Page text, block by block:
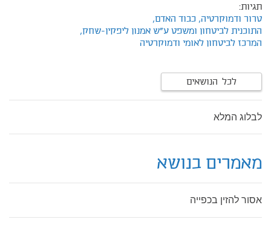
תגיות:
טרור ודמוקרטיה, כבוד האדם,
התוכנית לביטחון ומשפט ע"ש אמנון ליפקין-שחק,
המרכז לביטחון לאומי ודמוקרטיה
לכל הנושאים
לבלוג המלא
מאמרים בנושא
אסור להזין בכפייה